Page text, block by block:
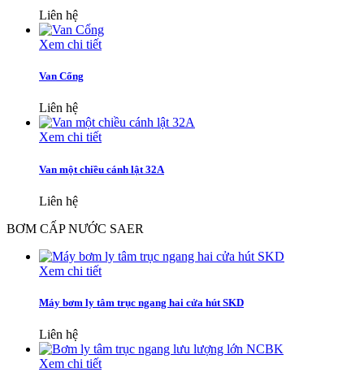
Liên hệ
Xem chi tiết
Van Cổng
Liên hệ
Xem chi tiết
Van một chiều cánh lật 32A
Liên hệ
BƠM CẤP NƯỚC SAER
Xem chi tiết
Máy bơm ly tâm trục ngang hai cửa hút SKD
Liên hệ
Xem chi tiết